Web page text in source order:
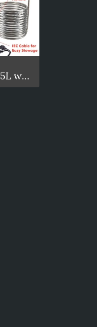
Gen 4 Brewzilla 65L with Pump 1900/500w - 220-240V AC